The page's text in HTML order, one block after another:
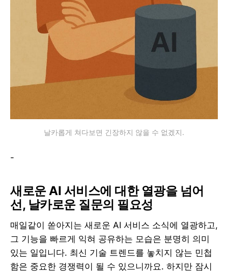
날카롭게 쳐다보면 긴장하지 않을 수 없겠지.
-
새로운 AI 서비스에 대한 열광을 넘어
선, 날카로운 질문의 필요성
매일같이 쏟아지는 새로운 AI 서비스 소식에 열광하고,
그 기능을 빠르게 익혀 공유하는 모습은 분명히 의미
있는 일입니다. 최신 기술 트렌드를 놓치지 않는 민첩
함은 중요한 경쟁력이 될 수 있으니까요. 하지만 잠시